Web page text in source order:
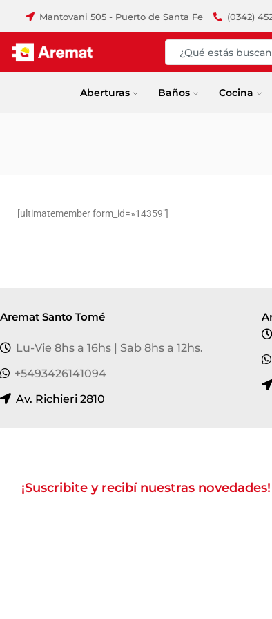
Mantovani 505 - Puerto de Santa Fe (0342)
Aberturas Baños Cocina
[ultimatemember form_id=»14359″]
Aremat Santo Tomé
Lu-Vie 8hs a 16hs | Sab 8hs a 12hs.
+5493426141094
Av. Richieri 2810
¡Suscribite y recibí nuestras novedades!